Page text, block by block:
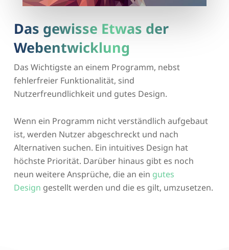
Das gewisse Etwas der
Webentwicklung
Das Wichtigste an einem Programm, nebst
fehlerfreier Funktionalität, sind
Nutzerfreundlichkeit und gutes Design.
Wenn ein Programm nicht verständlich aufgebaut
ist, werden Nutzer abgeschreckt und nach
Alternativen suchen. Ein intuitives Design hat
höchste Priorität. Darüber hinaus gibt es noch
neun weitere Ansprüche, die an ein gutes
Design gestellt werden und die es gilt, umzusetzen.